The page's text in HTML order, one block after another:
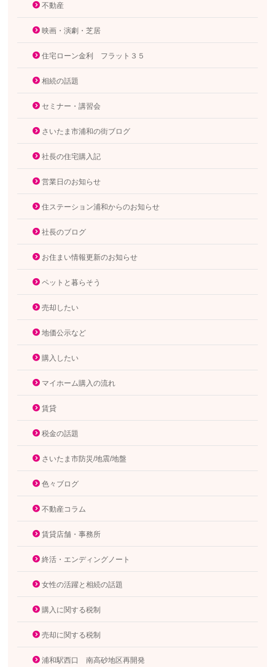
不動産
映画・演劇・芝居
住宅ローン金利 フラット３５
相続の話題
セミナー・講習会
さいたま市浦和の街ブログ
社長の住宅購入記
営業日のお知らせ
住ステーション浦和からのお知らせ
社長のブログ
お住まい情報更新のお知らせ
ペットと暮らそう
売却したい
地価公示など
購入したい
マイホーム購入の流れ
賃貸
税金の話題
さいたま市防災/地震/地盤
色々ブログ
不動産コラム
賃貸店舗・事務所
終活・エンディングノート
女性の活躍と相続の話題
購入に関する税制
売却に関する税制
浦和駅西口 南高砂地区再開発